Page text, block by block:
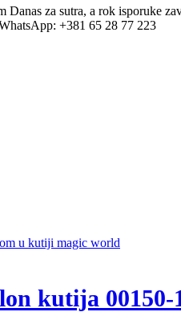
za sutra, a rok isporuke
+381 65 28 77 223
kutija 00150-